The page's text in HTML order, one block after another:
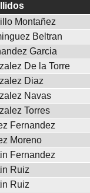
Montañez
Beltran
Garcia
De la Torre
Diaz
Navas
Torres
Fernandez
Moreno
Fernandez
Ruiz
Ruiz